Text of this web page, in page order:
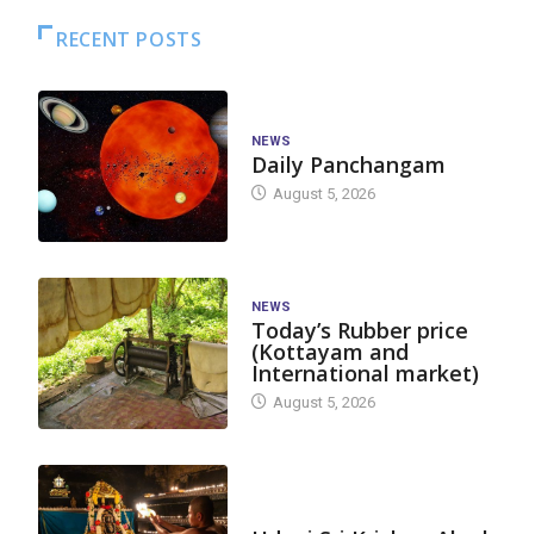
RECENT POSTS
NEWS
Daily Panchangam
August 5, 2026
NEWS
Today’s Rubber price
(Kottayam and
International market)
August 5, 2026